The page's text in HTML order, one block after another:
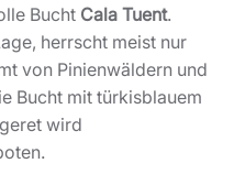
Bucht Cala Tuent.
herrscht meist nur
von Pinienwäldern und
Bucht mit türkisblauem
wird